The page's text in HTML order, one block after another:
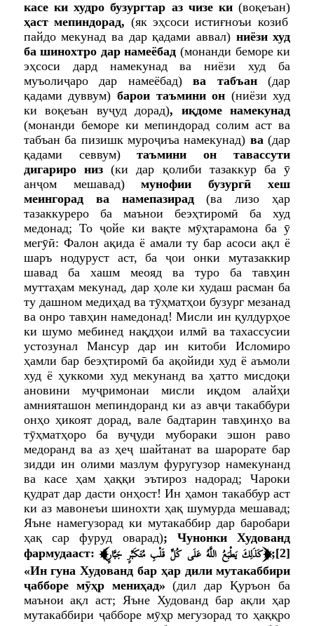
касе ки худро бузургтар аз чизе ки (воқеъан)
ҳаст мепиндорад, (як эҳсоси истиғноъи козиб
пайдо мекунад ва дар қадами аввал) ниёзи худ
ба шинохтро дар намеёбад(монанди беморе ки
эҳсоси дард намекунад ва ниёзи худ ба
муъолиҷаро дар намеёбад)ва табъан(дар
қадами дуввум) барои таъмини он (ниёзи худ
ки воқеъан вуҷуд дорад), иқдоме намекунад
(монанди беморе ки мепиндорад солим аст ва
табъан ба пизишк муроҷиъа намекунад) ва(дар
қадами севвум)таъмини он тавассути
дигариро низ(ки дар қолиби тазаккур ба ӯ
анҷом мешавад)мунофии бузургӣ хеш
меингорад ва намепазирад(ва лизо ҳар
тазаккуреро ба маънои беэҳтиромӣ ба худ
медонад; То ҷойе ки вақте мӯҳтарамона ба ӯ
мегӯӣ: Фалон ақида ё амали ту бар асоси ақл ё
шаръ нодуруст аст, ба ҷои онки мутазаккир
шавад ба хашм меояд ва туро ба тавҳин
муттаҳам мекунад, дар ҳоле ки худаш расман ба
ту дашном медиҳад ва тӯҳматҳои бузург мезанад
ва онро тавҳин намедонад! Мисли ин қулдурҳое
ки шумо мебинед нақдҳои илмӣ ва тахассусии
устозунал Мансур дар ин китоби Исломиро
ҳамли бар беэҳтиромӣ ба ақойиди худ ё аъмоли
худ ё ҳуккоми худ мекунанд ва ҳатто мисдоқи
ановини муҷримонаи мисли иқдом алайҳи
амнияташон мепиндоранд ки аз авҷи такаббури
онҳо ҳикоят дорад, вале бадтарин тавҳинҳо ва
тӯҳматҳоро ба вуҷуди мубораки эшон раво
медоранд ва аз ҳеҷ шайтанат ва шарорате бар
зидди ин олими мазлум фуругузор намекунанд
ва касе ҳам ҳаққи эътироз надорад; Чароки
қудрат дар дасти онҳост! Ин ҳамон такаббур аст
ки аз мавонеъи шинохти ҳақ шумурда мешавад;
Яъне намегузорад ки мутакаббир дар баробари
ҳақ сар фуруд оварад); Чунонки Худованд
фармудааст:
﴿كَذَلِكَ يَطْبَعُ اللَّهُ عَلَى كُلِّ قَلْبِ مُتَكَبِّرٍ جَبَّارٍ﴾ ;[2]
«Ин гуна Худованд бар ҳар дили мутакаббири
ҷабборе мӯҳр мениҳад» (дил дар Қуръон ба
маънои ақл аст; Яъне Худованд бар ақли ҳар
мутакаббири ҷабборе мӯҳр мегузорад то ҳаққро